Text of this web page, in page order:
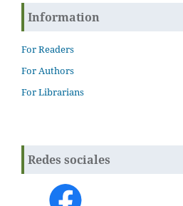
Information
For Readers
For Authors
For Librarians
Redes sociales